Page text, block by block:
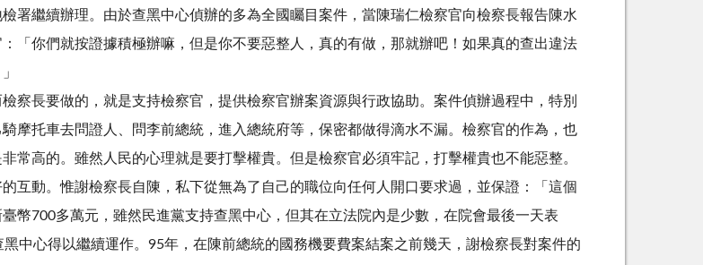
署繼續辦理。由於查黑中心偵辦的多為全國矚目案件，當陳瑞仁檢察官向檢察長報告陳水
「你們就按證據積極辦嘛，但是你不要惡整人，真的有做，那就辦吧！如果真的查出違法
察長要做的，就是支持檢察官，提供檢察官辦案資源與行政協助。案件偵辦過程中，特別
摩托車去問證人、問李前總統，進入總統府等，保密都做得滴水不漏。檢察官的作為，也
常高的。雖然人民的心理就是要打擊權貴。但是檢察官必須牢記，打擊權貴也不能惡整。
互動。惟謝檢察長自陳，私下從無為了自己的職位向任何人開口要求過，並保證：「這個
幣700多萬元，雖然民進黨支持查黑中心，但其在立法院內是少數，在院會最後一天表
中心得以繼續運作。95年，在陳前總統的國務機要費案結案之前幾天，謝檢察長對案件的